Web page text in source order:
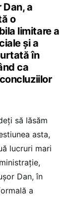
Dan, a
o
limitare a
și a
în
ca
să lăsăm
asta,
lucruri mari
Dan, în
a